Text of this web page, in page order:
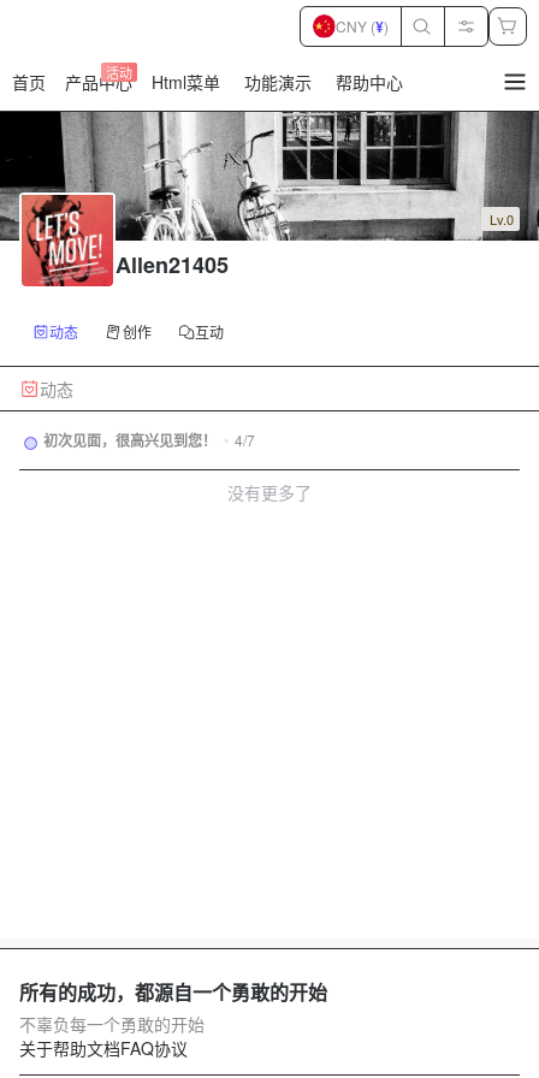
首页 产品中心
活动 Html菜单 功能演示 帮助中心
CNY (¥)
Lv.0
Allen21405
动态 创作 互动
动态
初次见面，很高兴见到您！ • 4/7
没有更多了
所有的成功，都源自一个勇敢的开始
不辜负每一个勇敢的开始
关于帮助文档FAQ协议